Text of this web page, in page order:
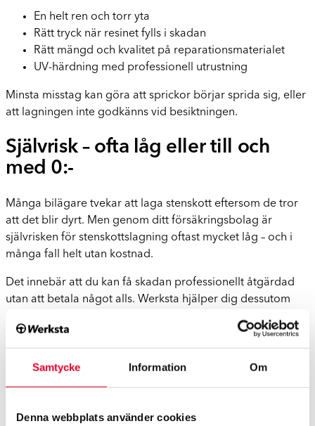
Samtycke Information Om
Denna webbplats använder cookies
En helt ren och torr yta
Rätt tryck när resinet fylls i skadan
Rätt mängd och kvalitet på reparationsmaterialet
UV-härdning med professionell utrustning
Minsta misstag kan göra att sprickor börjar sprida sig, eller
att lagningen inte godkänns vid besiktningen.
Självrisk – ofta låg eller till och
med 0:-
Många bilägare tvekar att laga stenskott eftersom de tror
att det blir dyrt. Men genom ditt försäkringsbolag är
självrisken för stenskottslagning oftast mycket låg – och i
många fall helt utan kostnad.
Det innebär att du kan få skadan professionellt åtgärdad
utan att betala något alls. Werksta hjälper dig dessutom
med hela försäkringshanteringen, så att det går snabbt och
smidigt.
Att chansa med ett gör-det-själv-kit för att ”spara pengar”